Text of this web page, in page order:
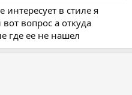
в стиле я
вопрос а откуда
где ее не нашел